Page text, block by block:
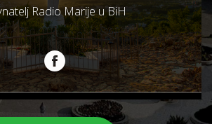
Radio Marije u BiH